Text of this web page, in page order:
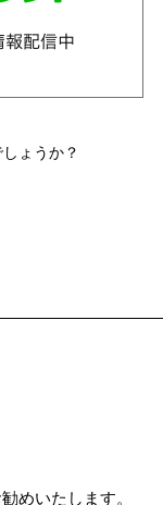
ょうか？
めいたします。